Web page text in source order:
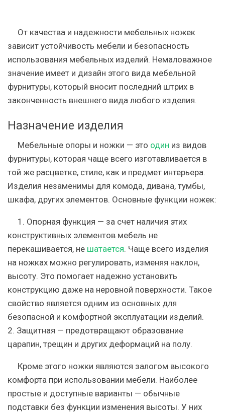
От качества и надежности мебельных ножек
зависит устойчивость мебели и безопасность
использования мебельных изделий. Немаловажное
значение имеет и дизайн этого вида мебельной
фурнитуры, который вносит последний штрих в
законченность внешнего вида любого изделия.
Назначение изделия
Мебельные опоры и ножки — это один из видов
фурнитуры, которая чаще всего изготавливается в
той же расцветке, стиле, как и предмет интерьера.
Изделия незаменимы для комода, дивана, тумбы,
шкафа, других элементов. Основные функции ножек:
1. Опорная функция — за счет наличия этих
конструктивных элементов мебель не
перекашивается, не шатается. Чаще всего изделия
на ножках можно регулировать, изменяя наклон,
высоту. Это помогает надежно установить
конструкцию даже на неровной поверхности. Такое
свойство является одним из основных для
безопасной и комфортной эксплуатации изделий.
2. Защитная — предотвращают образование
царапин, трещин и других деформаций на полу.
Кроме этого ножки являются залогом высокого
комфорта при использовании мебели. Наиболее
простые и доступные варианты — обычные
подставки без функции изменения высоты. У них